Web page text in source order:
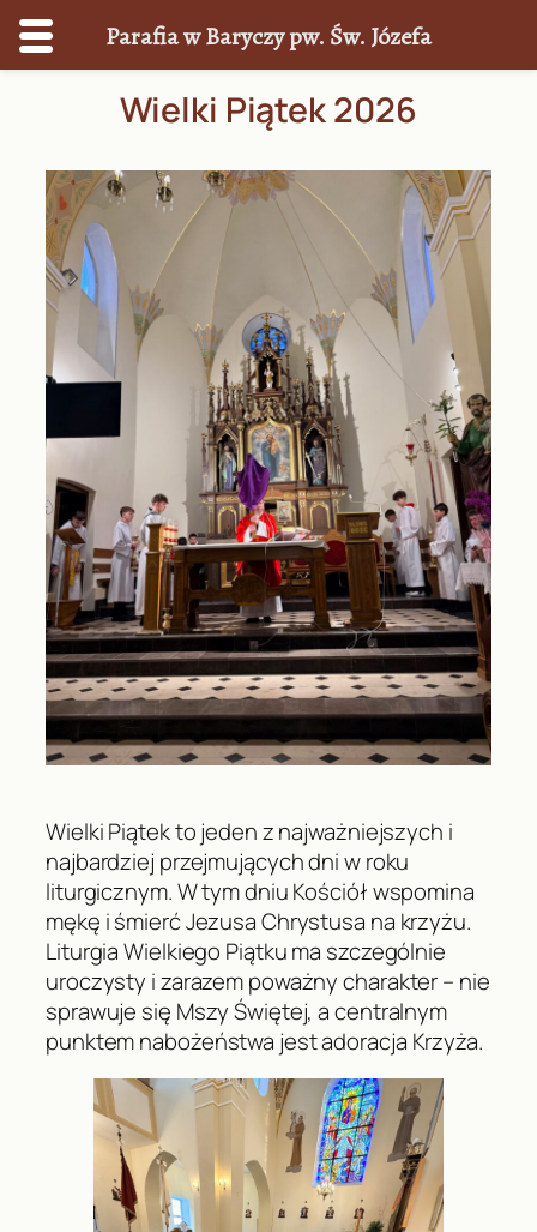
Wielki Piątek 2026
Wielki Piątek to jeden z najważniejszych i
najbardziej przejmujących dni w roku
liturgicznym. W tym dniu Kościół wspomina
mękę i śmierć Jezusa Chrystusa na krzyżu.
Liturgia Wielkiego Piątku ma szczególnie
uroczysty i zarazem poważny charakter – nie
sprawuje się Mszy Świętej, a centralnym
punktem nabożeństwa jest adoracja Krzyża.
Parafia w Baryczy pw. Św. Józefa